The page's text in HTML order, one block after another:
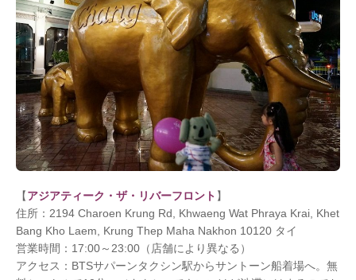
【アジアティーク・ザ・リバーフロント 】
住所：2194 Charoen Krung Rd, Khwaeng Wat Phraya Krai, Khet
Bang Kho Laem, Krung Thep Maha Nakhon 10120 タイ
営業時間：17:00～23:00（店舗により異なる）
アクセス：BTSサパーンタクシン駅からサントーン船着場へ。無